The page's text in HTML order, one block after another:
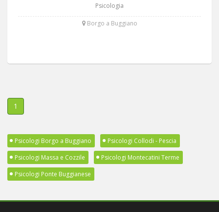
Psicologia
Borgo a Buggiano
1
Psicologi Borgo a Buggiano
Psicologi Collodi - Pescia
Psicologi Massa e Cozzile
Psicologi Montecatini Terme
Psicologi Ponte Buggianese